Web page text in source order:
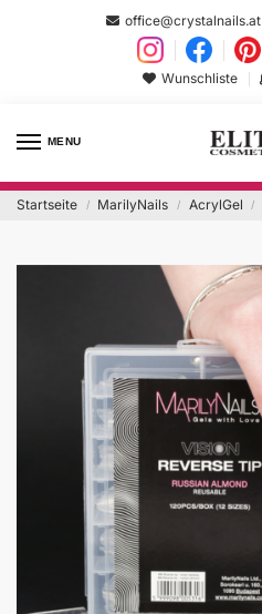
office@crystalnails.at
Wunschliste
MENU
Startseite / MarilyNails / AcrylGel /